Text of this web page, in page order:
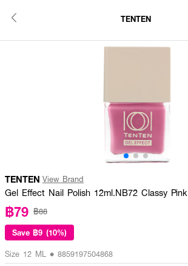
TENTEN
TENTEN View Brand
Gel Effect Nail Polish 12ml.NB72 Classy Pink
฿79 ฿88
Save ฿9 (10%)
Size 12 ML • 8859197504868